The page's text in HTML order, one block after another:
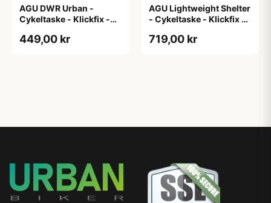
AGU DWR Urban -
Cykeltaske - Klickfix -
449,00 kr
AGU Lightweight Shelter
- Cykeltaske - Klickfix -
719,00 kr